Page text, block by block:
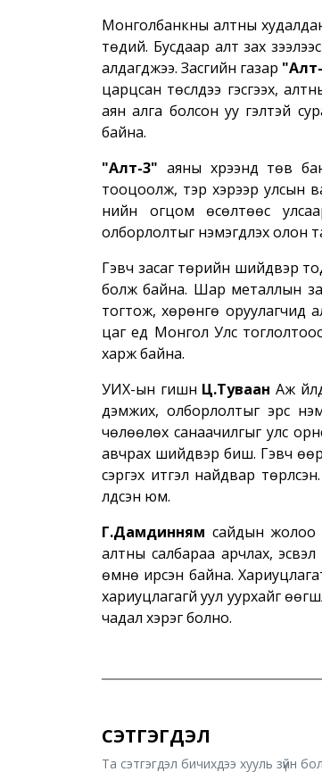
Монголбанкны алтны
төдий. Бусдаар алт зах
алдагджээ. Засгийн газар
царцсан төслүүдээ гэсгээх,
аян алга болсон уу гэлтэй
байна.
"Алт-3" аяны хүрээнд төв
тооцоолж, тэр хэрээр улсын
үнийн огцом өсөлтөөс
олборлолтыг нэмэгдүүлэх
Гэвч засаг төрийн шийдвэр
болж байна. Шар металлын
тогтож, хөрөнгө оруулагчид
цаг үед Монгол Улс
харж байна.
УИХ-ын гишүүн Ц.Туваан Аж
дэмжих, олборлолтыг эрс
чөлөөлөх санаачилгыг улс
авчрах шийдвэр биш. Гэвч
сэргэх итгэл найдвар
үлдсэн юм.
Г.Дамдинням сайдын жолоо
алтны салбараа арчлах,
өмнө ирсэн байна.
хариуцлагагүй уул уурхайг
чадал хэрэг болно.
СЭТГЭГДЭЛ
Та сэтгэгдэл бичихдээ хууль зүйн